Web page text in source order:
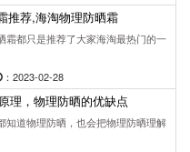
推荐,海淘物理防晒霜
霜都只是推荐了大家海淘最热门的一
：2023-02-28
理，物理防晒的优缺点
知道物理防晒，也会把物理防晒理解